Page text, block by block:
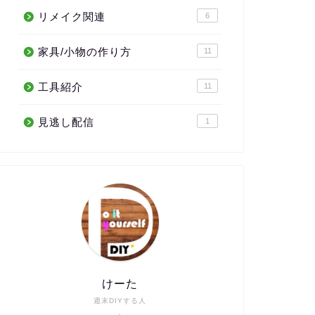
リメイク関連 6
家具/小物の作り方 11
工具紹介 11
見逃し配信 1
週末DIYする人
けーた